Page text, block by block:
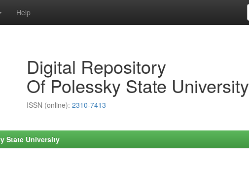
Help
Digital Repository
Of Polessky State University
ISSN (online): 2310-7413
State University